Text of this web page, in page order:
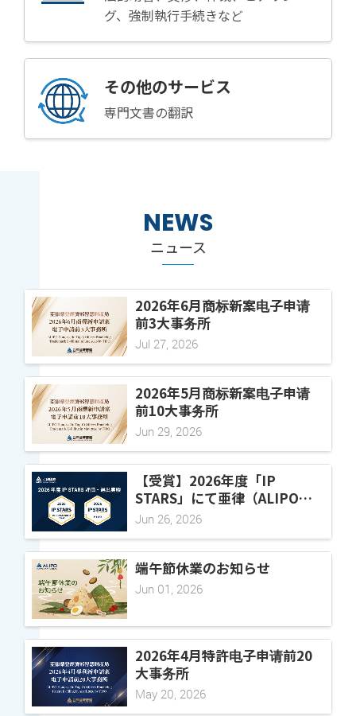
グ、強制執行手続きなど
その他のサービス
専門文書の翻訳
NEWS
ニュース
2026年6月商标新案电子申请
前3大事务所
Jul 27, 2026
2026年5月商标新案电子申请
前10大事务所
Jun 29, 2026
【受賞】2026年度「IP
STARS」にて亜律（ALIPO）
が選出されました
Jun 26, 2026
端午節休業のお知らせ
Jun 01, 2026
2026年4月特許电子申请前20
大事务所
May 20, 2026